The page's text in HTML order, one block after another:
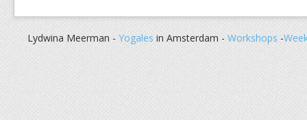
Lydwina Meerman - Yogales in Amsterdam - Workshops -